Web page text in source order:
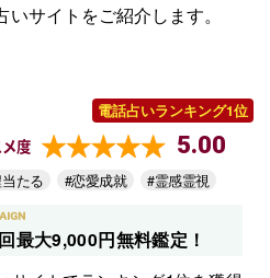
サイトをご紹介します。
電話占いランキング1位
度 5.00
たる #恋愛成就 #霊感霊視
最大9,000円無料鑑定！